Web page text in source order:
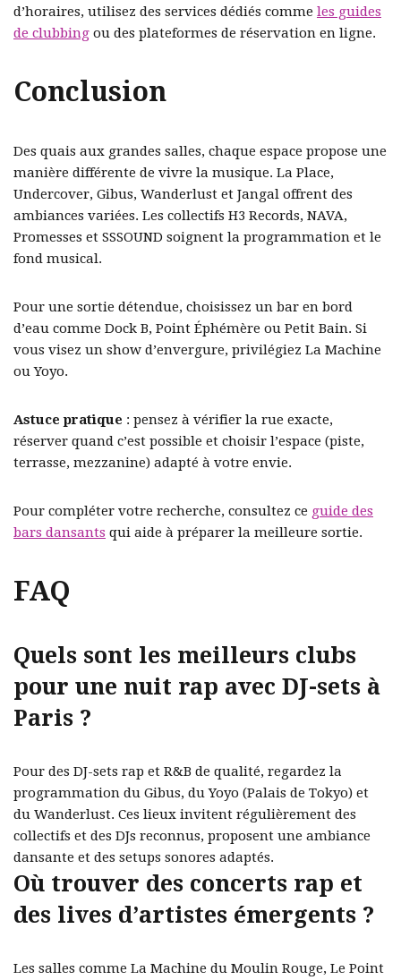
d’horaires, utilisez des services dédiés comme les guides
de clubbing ou des plateformes de réservation en ligne.
Conclusion
Des quais aux grandes salles, chaque espace propose une
manière différente de vivre la musique. La Place,
Undercover, Gibus, Wanderlust et Jangal offrent des
ambiances variées. Les collectifs H3 Records, NAVA,
Promesses et SSSOUND soignent la programmation et le
fond musical.
Pour une sortie détendue, choisissez un bar en bord
d’eau comme Dock B, Point Éphémère ou Petit Bain. Si
vous visez un show d’envergure, privilégiez La Machine
ou Yoyo.
Astuce pratique : pensez à vérifier la rue exacte,
réserver quand c’est possible et choisir l’espace (piste,
terrasse, mezzanine) adapté à votre envie.
Pour compléter votre recherche, consultez ce guide des
bars dansants qui aide à préparer la meilleure sortie.
FAQ
Quels sont les meilleurs clubs
pour une nuit rap avec DJ-sets à
Paris ?
Pour des DJ-sets rap et R&B de qualité, regardez la
programmation du Gibus, du Yoyo (Palais de Tokyo) et
du Wanderlust. Ces lieux invitent régulièrement des
collectifs et des DJs reconnus, proposent une ambiance
dansante et des setups sonores adaptés.
Où trouver des concerts rap et
des lives d’artistes émergents ?
Les salles comme La Machine du Moulin Rouge, Le Point